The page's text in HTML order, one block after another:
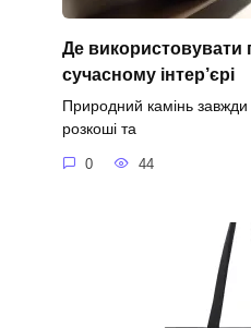
Де використовувати
сучасному інтер’єрі
Природний камінь
розкоші та
0 44